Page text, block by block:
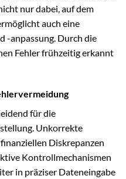
nur dabei, auf dem
auch eine
-anpassung. Durch die
Fehler frühzeitig erkannt
für die
Unkorrekte
Diskrepanzen
Kontrollmechanismen
in präziser Dateneingabe